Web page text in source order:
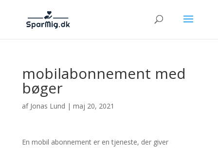
mobilabonnement med
bøger
af Jonas Lund | maj 20, 2021
En mobil abonnement er en tjeneste, der giver